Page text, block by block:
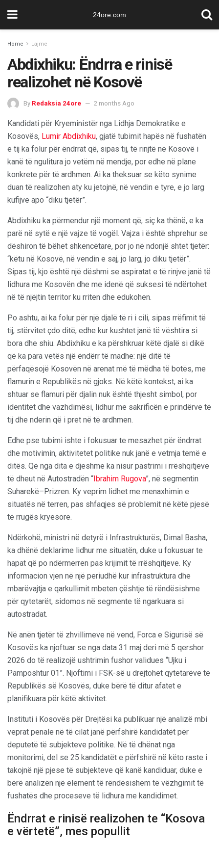
24ore.com
Home Lajme
Abdixhiku: Ëndrra e rinisë
realizohet në Kosovë
By Redaksia 24ore 2 months Ago
Kandidati për Kryeministër nga Lidhja Demokratike e
Kosovës, Lumir Abdixhiku, gjatë tubimit hapës në fushatën
e tij ka folur për ëndrrat që, sipas tij, të rinjtë në Kosovë i
kanë të ngulitura jo vetëm në mendje, por edhe në plane
konkrete për të ardhmen. Ai ka theksuar se këto synime
duan të realizohen aty ku jetojnë, në vendin e tyre, e jo larg
kufijve apo “diku tjetër”.
Abdixhiku ka përmendur një moment që, siç ka thënë, e ka
parë në sytë e një vajze të vogël. Vajza i është shprehur se
dëshiron të bëhet shkencëtare, por jo në ndonjë shtet tjetër:
“këtu në Kosovë, në vendin e saj, jo larg, jo diku tjetër”.
Sipas tij, kjo është një dëshmi se aspiratat e të rinjve janë të
lidhura me Kosovën dhe me idenë që suksesi të ndërtohet
në të njëjtin territor ku rriten dhe edukohen.
Po ashtu, ai ka folur për një djalë të ri i cili, sipas rrëfimit të
tij, stërvitet çdo ditë, edhe kur kushtet janë të vështira si
bora dhe shiu. Abdixhiku e ka përshkruar këtë djalë si dikë
që ka para vetës një ëndërr të madhe: një ditë të
përfaqësojë Kosovën në arenat më të mëdha të botës, me
flamurin e Republikës në gjoks. Në këtë kontekst, ai ka
shtuar se flamuri për djalin nuk është thjesht simbol, por
identitet dhe vazhdimësi, lidhur me sakrificën e prindërve të
tij dhe nderin që i pret në të ardhmen.
Edhe pse tubimi ishte i fokusuar te mesazhet për ëndrrat
dhe motivimin, aktivitetet politike nuk janë e vetmja temë e
ditës. Që nga dita e djeshme ka nisur pastrimi i rrëshqitjeve
të dheut në Autostradën “Ibrahim Rugova”, në segmentin
Suharekë–Prizren. Ky veprim lidhet me menaxhimin e
situatës në terren, pas shfaqjes së problemit në këtë pjesë
të rrugës kryesore.
Ndërkohë, ministri në detyrë i Infrastrukturës, Dimal Basha,
ka dhënë deklarime lidhur me situatën, duke u fokusuar te
hapat që po ndërmerren pas krijimit të rrëshqitjeve. Ky
informacion vjen në një periudhë kur infrastruktura dhe
mbarëvajtja e qarkullimit mbeten çështje të rëndësishme
për qytetarët, sidomos në segmente të ngarkuara si
autostradat.
Në anën tjetër të zhvillimeve në vend, Forca e Sigurisë së
Kosovës ka njoftuar se nga data 31 maj deri më 5 qershor
2026 do të realizojë ushtrimin fushor validues “Ujku i
Pamposhtur 01”. Njoftimi i FSK-së u drejtohet qytetarëve të
Republikës së Kosovës, duke bërë të ditur afatet e
planifikuara për këtë aktivitet.
Instituti i Kosovës për Drejtësi ka publikuar një analizë mbi
veprat penale në të cilat janë përfshirë kandidatët për
deputetë të subjekteve politike. Në të dhënat nga
monitorimi, del se 25 kandidatët e përfshirë në këto raste i
takojnë një pjese të subjekteve që kanë kandiduar, duke e
bërë analizën një element të rëndësishëm të vëzhgimit të
fushatës dhe proceseve të lidhura me kandidimet.
Ëndrrat e rinisë realizohen te “Kosova
e vërtetë”, mes popullit